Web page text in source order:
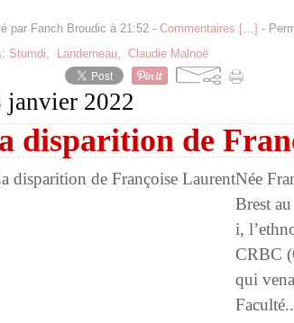
par Fanch Broudic à 21:52 - Commentaires […] -
Stumdi, Landerneau, Claudie Malnoë
janvier 2022
disparition de
Née
Brest
i,
CRBC
qui